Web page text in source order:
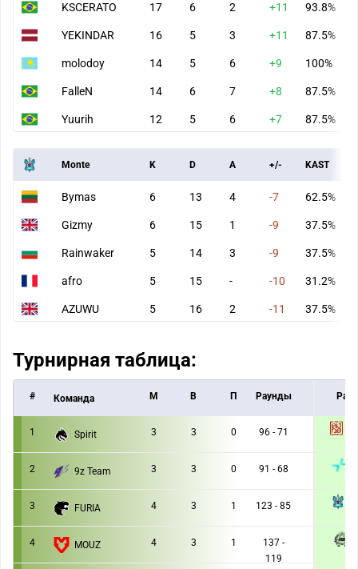
KSCERATO 17 6 2 +11 93.8%
YEKINDAR 16 5 3 +11 87.5%
molodoy 14 5 6 +9 100%
FalleN 14 6 7 +8 87.5%
Yuurih 12 5 6 +7 87.5%
Monte K D A +/- KAST
Bymas 6 13 4 -7 62.5%
Gizmy 6 15 1 -9 37.5%
Rainwaker 5 14 3 -9 37.5%
afro 5 15 - -10 31.2%
AZUWU 5 16 2 -11 37.5%
Турнирная таблица:
# Команда M В П Раунды
1 Spirit 3 3 0 96 - 71
2 9z Team 3 3 0 91 - 68
3 FURIA 4 3 1 123 - 85
4 MOUZ 4 3 1
137 -
119